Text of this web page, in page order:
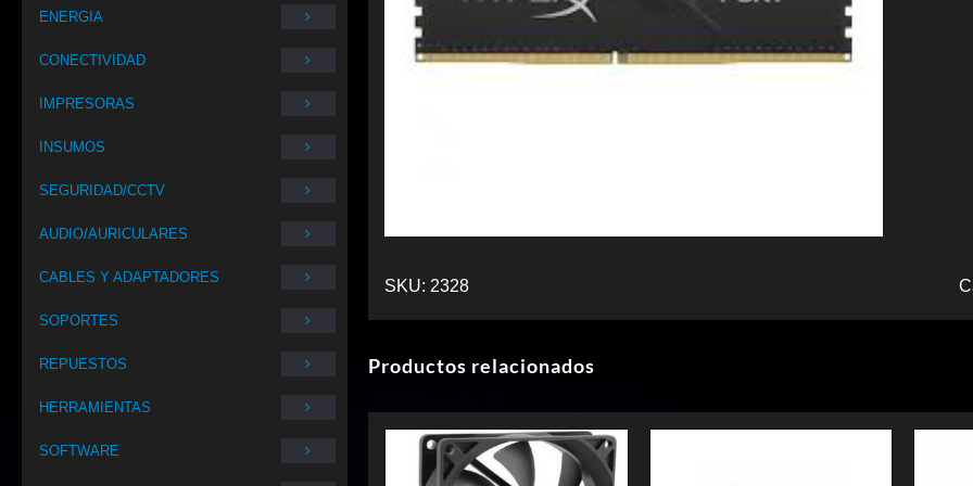
ENERGIA
CONECTIVIDAD
IMPRESORAS
INSUMOS
SEGURIDAD/CCTV
AUDIO/AURICULARES
CABLES Y ADAPTADORES
SOPORTES
REPUESTOS
HERRAMIENTAS
SOFTWARE
SKU: 2328
Productos relacionados